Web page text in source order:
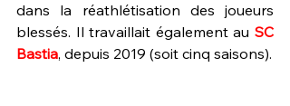
dans la réathlétisation des joueurs
blessés. Il travaillait également au SC
Bastia, depuis 2019 (soit cinq saisons).